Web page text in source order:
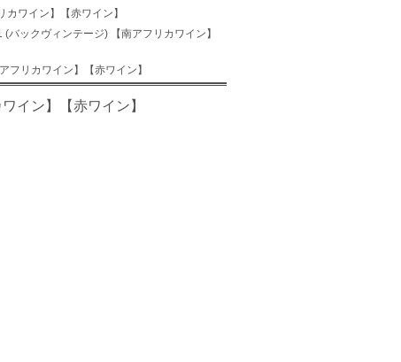
ワイン】【赤ワイン】
バックヴィンテージ) 【南アフリカワイン】
フリカワイン】【赤ワイン】
イン】【赤ワイン】